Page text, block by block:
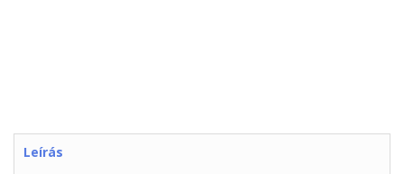
Leírás